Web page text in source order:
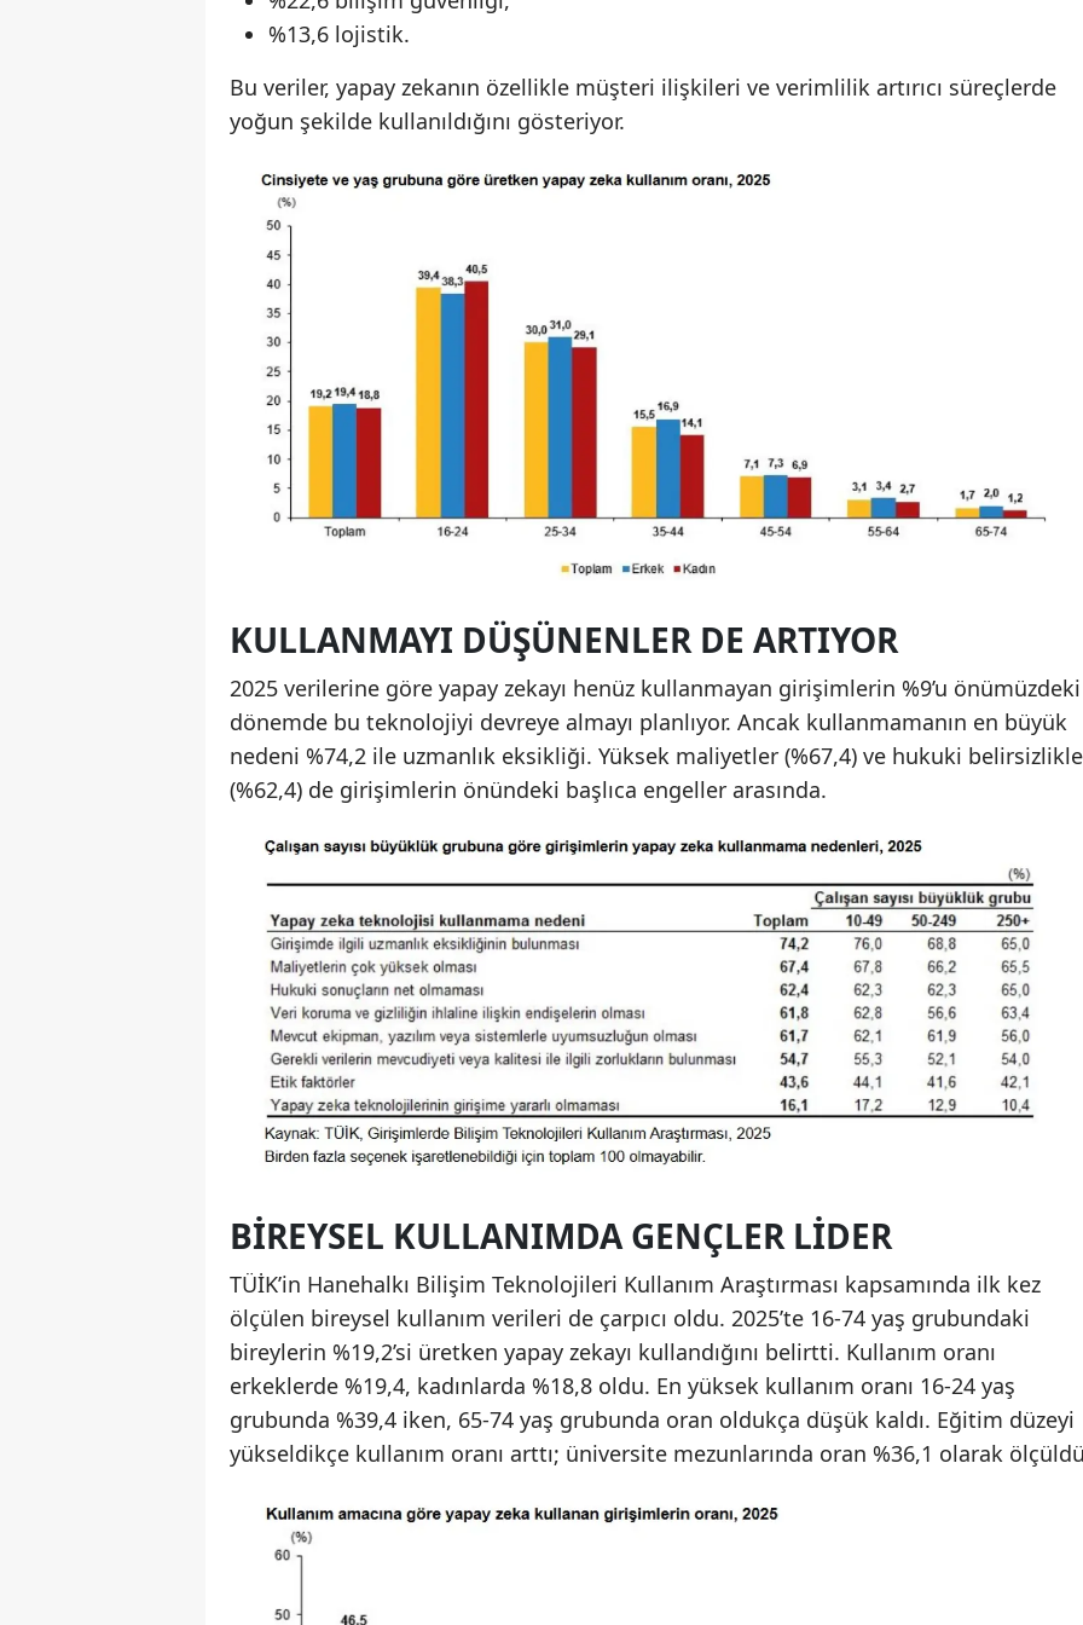
%13,6 lojistik.
Bu veriler, yapay zekanın özellikle müşteri ilişkileri ve verimlilik artırıcı süreçlerde
yoğun şekilde kullanıldığını gösteriyor.
KULLANMAYI DÜŞÜNENLER DE ARTIYOR
2025 verilerine göre yapay zekayı henüz kullanmayan girişimlerin %9’u önümüzdeki
dönemde bu teknolojiyi devreye almayı planlıyor. Ancak kullanmamanın en büyük
nedeni %74,2 ile uzmanlık eksikliği. Yüksek maliyetler (%67,4) ve hukuki
(%62,4) de girişimlerin önündeki başlıca engeller arasında.
BIREYSEL KULLANIMDA GENÇLER LIDER
TÜİK’in Hanehalkı Bilişim Teknolojileri Kullanım Araştırması kapsamında ilk kez
ölçülen bireysel kullanım verileri de çarpıcı oldu. 2025’te 16-74 yaş grubundaki
bireylerin %19,2’si üretken yapay zekayı kullandığını belirtti. Kullanım oranı
erkeklerde %19,4, kadınlarda %18,8 oldu. En yüksek kullanım oranı 16-24 yaş
grubunda %39,4 iken, 65-74 yaş grubunda oran oldukça düşük kaldı. Eğitim düzeyi
yükseldikçe kullanım oranı arttı; üniversite mezunlarında oran %36,1 olarak